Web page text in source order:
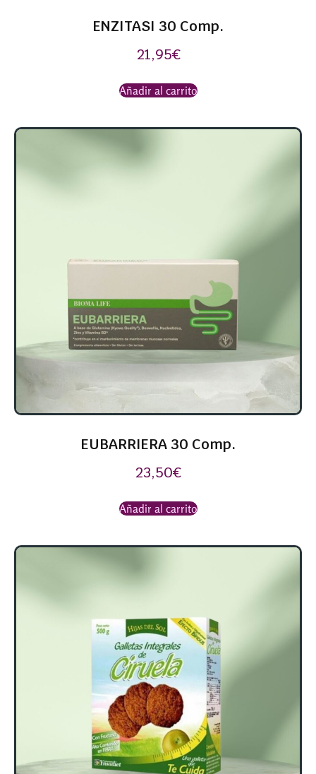
ENZITASI 30 Comp.
21,95€
Añadir al carrito
EUBARRIERA 30 Comp.
23,50€
Añadir al carrito